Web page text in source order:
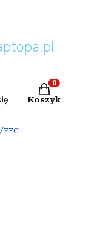
Produkty w
Koszyk
FFC